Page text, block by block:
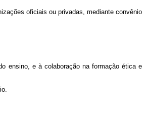
oficiais ou privadas, mediante convênio
ensino, e à colaboração na formação ética e